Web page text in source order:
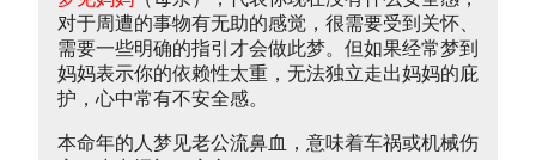
对于周遭的事物有无助的感觉，很需要受到关怀、
需要一些明确的指引才会做此梦。但如果经常梦到
妈妈表示你的依赖性太重，无法独立走出妈妈的庇
护，心中常有不安全感。
本命年的人梦见老公流鼻血，意味着车祸或机械伤